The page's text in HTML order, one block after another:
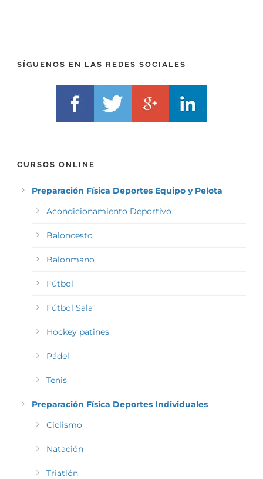
SÍGUENOS EN LAS REDES SOCIALES
CURSOS ONLINE
Preparación Física Deportes Equipo y Pelota
Acondicionamiento Deportivo
Baloncesto
Balonmano
Fútbol
Fútbol Sala
Hockey patines
Pádel
Tenis
Preparación Física Deportes Individuales
Ciclismo
Natación
Triatlón